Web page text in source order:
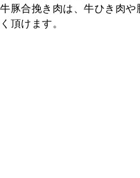
牛豚合挽き肉は、牛ひき肉
く頂けます。